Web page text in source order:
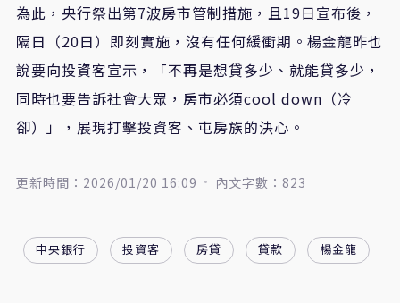
為此，央行祭出第7波房市管制措施，且19日宣布後，
隔日（20日）即刻實施，沒有任何緩衝期。楊金龍昨也
說要向投資客宣示，「不再是想貸多少、就能貸多少，
同時也要告訴社會大眾，房市必須cool down（冷
卻）」，展現打擊投資客、屯房族的決心。
更新時間：2026/01/20 16:09 內文字數：823
中央銀行 投資客 房貸 貸款 楊金龍